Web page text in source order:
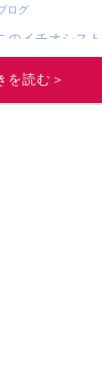
ログ
のイチオシス
を読む＞